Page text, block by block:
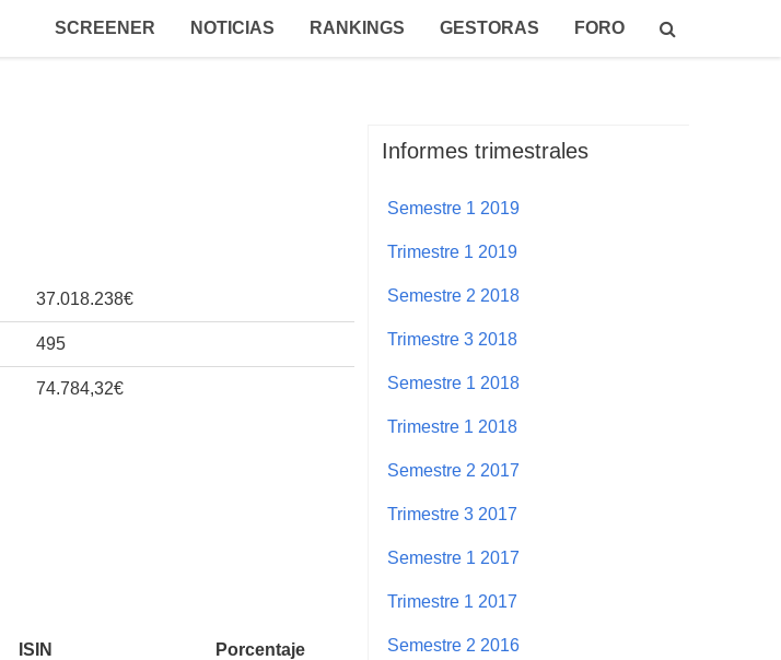
SCREENER NOTICIAS RANKINGS GESTORAS FORO
37.018.238€
495
74.784,32€
ISIN Porcentaje
Informes trimestrales
Semestre 1 2019
Trimestre 1 2019
Semestre 2 2018
Trimestre 3 2018
Semestre 1 2018
Trimestre 1 2018
Semestre 2 2017
Trimestre 3 2017
Semestre 1 2017
Trimestre 1 2017
Semestre 2 2016